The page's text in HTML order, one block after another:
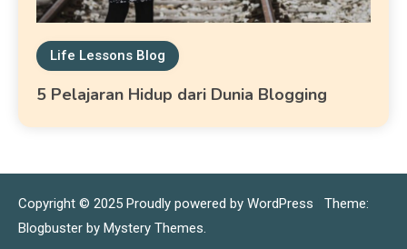
Life Lessons Blog
5 Pelajaran Hidup dari Dunia Blogging
Copyright © 2025 Proudly powered by WordPress
Theme:
Blogbuster by Mystery Themes.